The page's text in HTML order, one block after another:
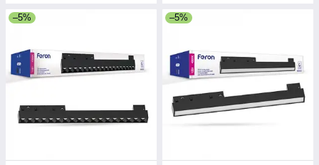
–5% –5%